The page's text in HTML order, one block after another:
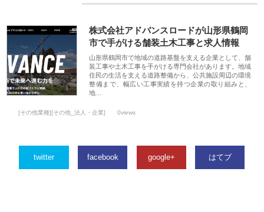
株式会社アドバンスロードが山形県鶴岡
市で手がける舗装土木工事と求人情報
山形県鶴岡市で地域の道路基盤を支える企業として、舗
装工事や土木工事を手がける専門会社があります。地域
住民の生活を支える道路整備から、公共施設周辺の環境
整備まで、幅広い工事実績を持つ企業の取り組みと、
地…
[その他業種][その他_法人・企業] 0views
twitter facebook google+ はてブ